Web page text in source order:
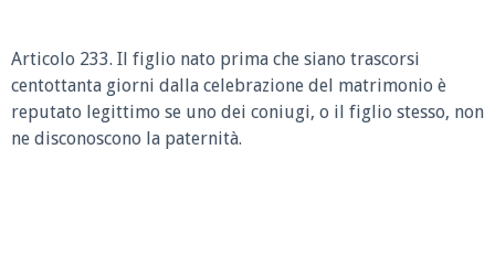
Articolo 233. Il figlio nato prima che siano trascorsi
centottanta giorni dalla celebrazione del matrimonio è
reputato legittimo se uno dei coniugi, o il figlio stesso, non
ne disconoscono la paternità.